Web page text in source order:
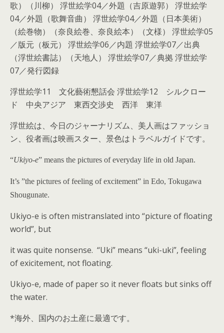
歌）（川柳） 浮世絵学04／外題（吉原遊郭） 浮世絵学
04／外題（歌舞音曲） 浮世絵学04／外題（日本美術）
（絵巻物）（奈良絵巻、奈良絵本）（文様） 浮世絵学05
／版元（板元） 浮世絵学06／内題 浮世絵学07／出典
（浮世絵書誌）（天地人） 浮世絵学07／典拠 浮世絵学
07／発行図録
浮世絵学11 文化藝術懇話会 浮世絵学12 シルクロー
ド 中央アジア 東西交渉史 西洋 東洋
浮世絵は、今日のジャーナリズム、美人画はファッショ
ン、役者画は映画スター、景色はトラベルガイドです。
“Ukiyo-e” means the pictures of everyday life in old Japan.
It’s ”the pictures of feeling of excitement” in Edo, Tokugawa
Shougunate.
Ukiyo-e is often mistranslated into “picture of floating
world”, but
it was quite nonsense. “Uki” means “uki-uki”, feeling
of exicitement, not floating.
Ukiyo-e, made of paper so it never floats but sinks off
the water.
*海外、国内のお土産に最適です。